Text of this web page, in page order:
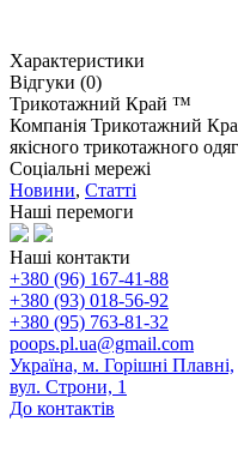
Характеристики
Відгуки (0)
Трикотажний Край ™
Компанія Трикотажний
якісного трикотажного
Соціальні мережі
Новини, Статті
Наші перемоги
Наші контакти
+380 (96) 167-41-88
+380 (93) 018-56-92
+380 (95) 763-81-32
poops.pl.ua@gmail.com
Україна, м. Горішні Плавні,
вул. Строни, 1
До контактів